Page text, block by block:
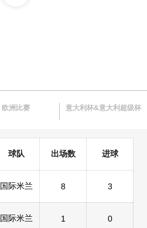
意大利杯&意大利超级杯
欧洲比赛
球队 出场数 进球
国际米兰 8 3
国际米兰 1 0